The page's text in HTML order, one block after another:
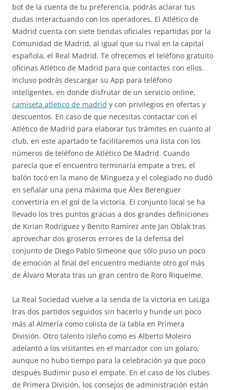
bot de la cuenta de tu preferencia, podrás aclarar tus
dudas interactuando con los operadores. El Atlético de
Madrid cuenta con siete tiendas oficiales repartidas por la
Comunidad de Madrid, al igual que su rival en la capital
española, el Real Madrid. Te ofrecemos el teléfono gratuito
oficinas Atlético de Madrid para que contactes con ellos.
Incluso podrás descargar su App para teléfono
inteligentes, en donde disfrutar de un servicio online,
camiseta atletico de madrid y con privilegios en ofertas y
descuentos. En caso de que necesitas contactar con el
Atlético de Madrid para elaborar tus trámites en cuanto al
club, en este apartado te facilitaremos una lista con los
números de teléfono de Atlético De Madrid. Cuando
parecía que el encuentro terminaría empate a tres, el
balón tocó en la mano de Mingueza y el colegiado no dudó
en señalar una pena máxima que Álex Berenguer
convertiría en el gol de la victoria. El conjunto local se ha
llevado los tres puntos gracias a dos grandes definiciones
de Kirian Rodríguez y Benito Ramírez ante Jan Oblak tras
aprovechar dos groseros errores de la defensa del
conjunto de Diego Pablo Simeone que sólo puso un poco
de emoción al final del encuentro mediante otro gol más
de Álvaro Morata tras un gran centro de Roro Riquelme.
La Real Sociedad vuelve a la senda de la victoria en LaLiga
tras dos partidos seguidos sin hacerlo y hunde un poco
más al Almería como colista de la tabla en Primera
División. Otro talento isleño como es Alberto Moleiro
adelantó a los visitantes en el marcador con un golazo,
aunque no hubo tiempo para la celebración ya que poco
después Budimir puso el empate. En el caso de los clubes
de Primera División, los consejos de administración están